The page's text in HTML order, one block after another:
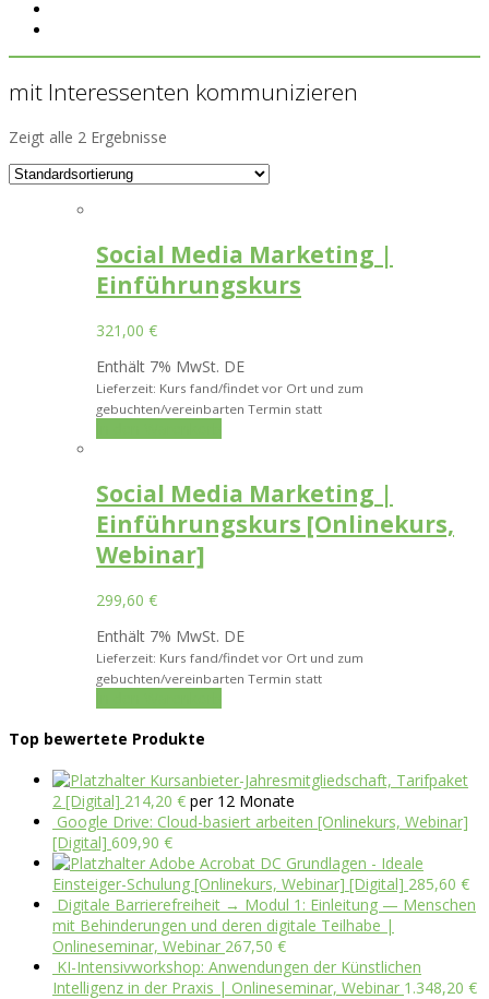
mit Interessenten kommunizieren
Zeigt alle 2 Ergebnisse
Social Media Marketing |
Einführungskurs
321,00 €
Enthält 7% MwSt. DE
Lieferzeit: Kurs fand/findet vor Ort und zum
gebuchten/vereinbarten Termin statt
Social Media Marketing |
Einführungskurs [Onlinekurs,
Webinar]
299,60 €
Enthält 7% MwSt. DE
Lieferzeit: Kurs fand/findet vor Ort und zum
gebuchten/vereinbarten Termin statt
Top bewertete Produkte
Kursanbieter-Jahresmitgliedschaft, Tarifpaket
2 [Digital] 214,20 € per 12 Monate
Google Drive: Cloud-basiert arbeiten [Onlinekurs, Webinar]
[Digital] 609,90 €
Adobe Acrobat DC Grundlagen - Ideale
Einsteiger-Schulung [Onlinekurs, Webinar] [Digital] 285,60 €
Digitale Barrierefreiheit → Modul 1: Einleitung — Menschen
mit Behinderungen und deren digitale Teilhabe |
Onlineseminar, Webinar 267,50 €
KI-Intensivworkshop: Anwendungen der Künstlichen
Intelligenz in der Praxis | Onlineseminar, Webinar 1.348,20 €